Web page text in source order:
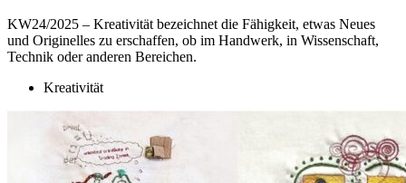
KW24/2025 – Kreativität bezeichnet die Fähigkeit, etwas Neues
und Originelles zu erschaffen, ob im Handwerk, in Wissenschaft,
Technik oder anderen Bereichen.
Kreativität